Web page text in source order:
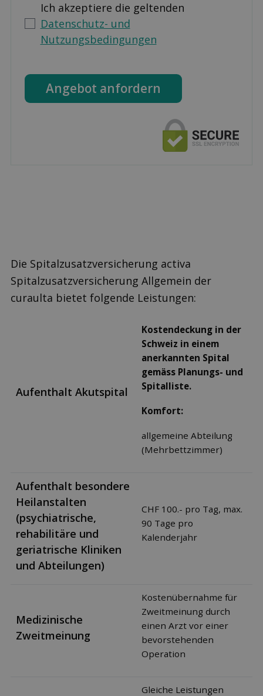
Ich akzeptiere die geltenden
Datenschutz- und
Nutzungsbedingungen
Angebot anfordern
Die Spitalzusatzversicherung activa
Spitalzusatzversicherung Allgemein der
curaulta bietet folgende Leistungen:
Aufenthalt Akutspital
Kostendeckung in der
Schweiz in einem
anerkannten Spital
gemäss Planungs- und
Spitalliste.
Komfort:
allgemeine Abteilung
(Mehrbettzimmer)
Aufenthalt besondere
Heilanstalten
(psychiatrische,
rehabilitäre und
geriatrische Kliniken
und Abteilungen)
CHF 100.- pro Tag, max.
90 Tage pro
Kalenderjahr
Medizinische
Zweitmeinung
Kostenübernahme für
Zweitmeinung durch
einen Arzt vor einer
bevorstehenden
Operation
Gleiche Leistungen